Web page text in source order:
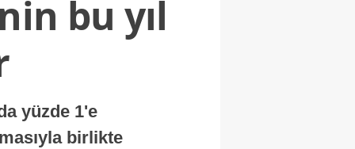
bu yıl
yüzde 1'e
birlikte